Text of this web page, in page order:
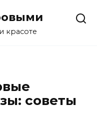
красоте
советы